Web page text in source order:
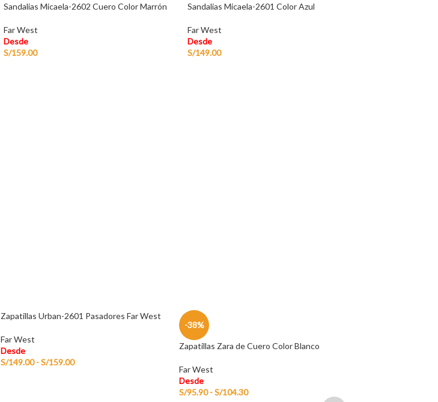
Sandalias Micaela-2602 Cuero Color Marrón
Far West
Desde
S/159.00
Sandalias Micaela-2601 Color Azul
Far West
Desde
S/149.00
Zapatillas Urban-2601 Pasadores Far West
Far West
Desde
S/149.00 -S/159.00
-38%
Zapatillas Zara de Cuero Color Blanco
Far West
Desde
S/95.90 -S/104.30